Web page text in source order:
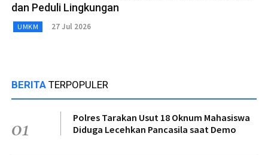
dan Peduli Lingkungan
UMKM 27 Jul 2026
BERITA TERPOPULER
01
Polres Tarakan Usut 18 Oknum Mahasiswa
Diduga Lecehkan Pancasila saat Demo